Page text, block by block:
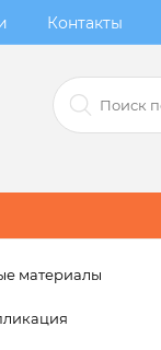
Контакты
материалы